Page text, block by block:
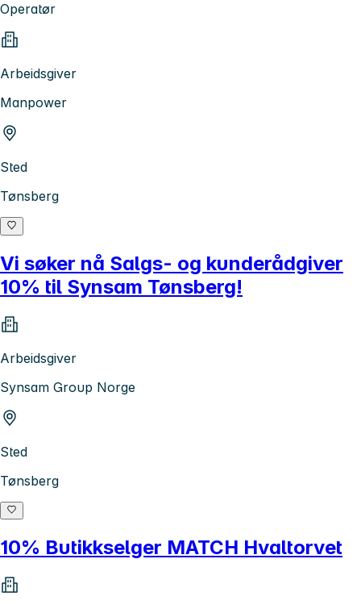
Operatør
Arbeidsgiver
Manpower
Sted
Tønsberg
Vi søker nå Salgs- og kunderådgiver
10% til Synsam Tønsberg!
Arbeidsgiver
Synsam Group Norge
Sted
Tønsberg
10% Butikkselger MATCH Hvaltorvet